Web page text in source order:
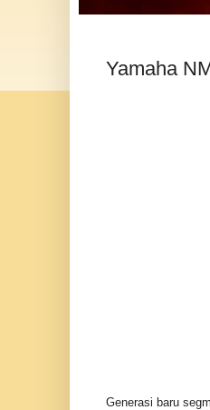
Yamaha
Generasi baru